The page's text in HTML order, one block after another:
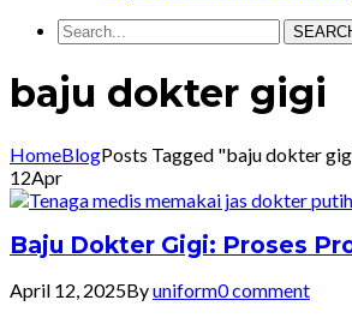
baju dokter gigi
HomeBlogPosts Tagged "baju dokter
12Apr
Baju Dokter Gigi: Proses
April 12, 2025Byuniform0 comment